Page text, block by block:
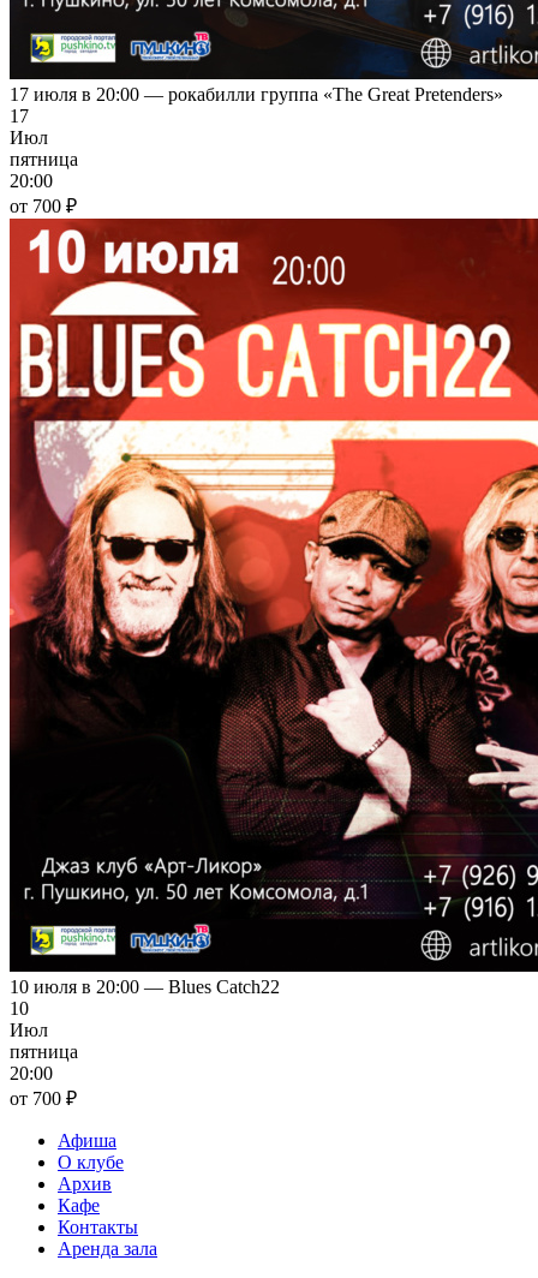
17 июля в 20:00 — рокабилли группа «The Great Pretenders»
17
Июл
пятница
20:00
от 700 ₽
10 июля в 20:00 — Blues Catch22
10
Июл
пятница
20:00
от 700 ₽
Афиша
О клубе
Архив
Кафе
Контакты
Аренда зала